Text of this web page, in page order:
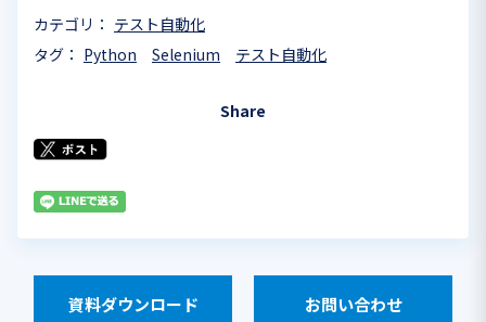
カテゴリ
テスト自動化
タグ
Python Selenium テスト自動化
Share
資料ダウンロード お問い合わせ